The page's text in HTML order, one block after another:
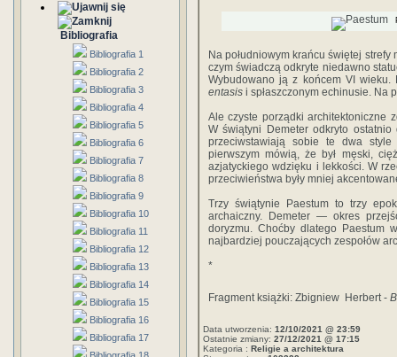
Bibliografia
Bibliografia 1
Bibliografia 2
Bibliografia 3
Bibliografia 4
Bibliografia 5
Bibliografia 6
Bibliografia 7
Bibliografia 8
Bibliografia 9
Bibliografia 10
Bibliografia 11
Bibliografia 12
Bibliografia 13
Bibliografia 14
Bibliografia 15
Bibliografia 16
Bibliografia 17
Na południowym krańcu świętej
czym świadczą odkryte niedawno
Wybudowano ją z końcem VI
entasis i spłaszczonym echinusie. Na
Ale czyste porządki architektoniczne
W świątyni Demeter odkryto
prze­ciwstawiają sobie te dwa
pierwszym mó­wią, że był męski,
azjatyckiego wdzięku i lekkości. W
przeciwieństwa były mniej
Trzy świątynie Paestum to trzy
archai­czny. Demeter — okres
doryzmu. Choć­by dlatego Paestum
najbardziej pouczają­cych zespołów
*
Fragment książki: Zbigniew Herbert -
Data utworzenia: 12/10/2021 @ 23:59
Ostatnie zmiany: 27/12/2021 @ 17:15
Kategoria : Religie a architektura